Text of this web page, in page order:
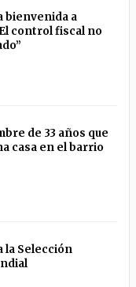
bienvenida a
control fiscal no
de 33 años que
casa en el barrio
la Selección